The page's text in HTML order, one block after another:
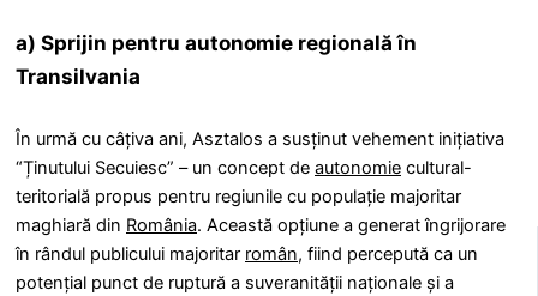
a) Sprijin pentru autonomie regională în
Transilvania
În urmă cu câțiva ani, Asztalos a susținut vehement inițiativa
“Ținutului Secuiesc” – un concept de autonomie cultural-
teritorială propus pentru regiunile cu populație majoritar
maghiară din România. Această opțiune a generat îngrijorare
în rândul publicului majoritar român, fiind percepută ca un
potențial punct de ruptură a suveranității naționale și a